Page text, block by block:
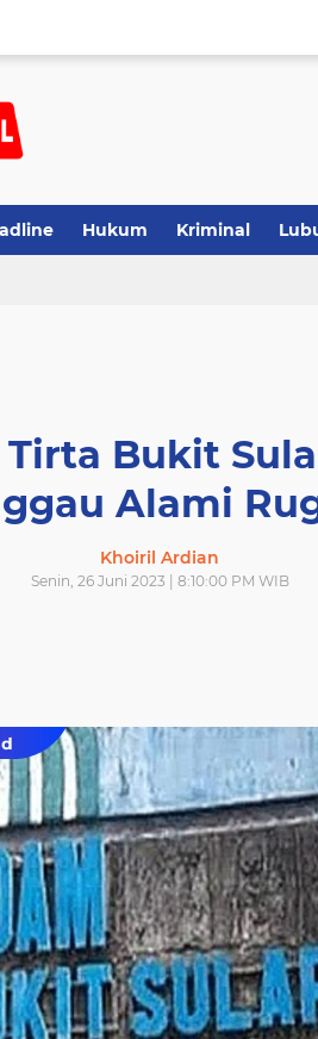
Hukum Kriminal
Tirta Bukit
Alami
Khoiril Ardian
Senin, 26 Juni 2023 | 8:10:00 PM WIB